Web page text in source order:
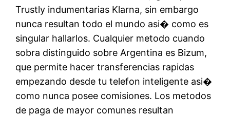
Trustly indumentarias Klarna, sin embargo
nunca resultan todo el mundo asi� como es
singular hallarlos. Cualquier metodo cuando
sobra distinguido sobre Argentina es Bizum,
que permite hacer transferencias rapidas
empezando desde tu telefon inteligente asi�
como nunca posee comisiones. Los metodos
de paga de mayor comunes resultan